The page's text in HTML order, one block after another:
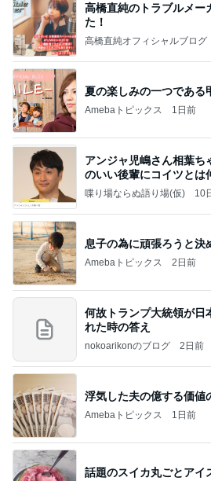
高橋直純のトラブルメー
た！
高橋直純オフィシャルブログ
夏の楽しみの一つである
Amebaトピックス 1日前
アンジャ児嶋さん相葉ち
のいい後輩にコイツとは
喋り場ならぬ語り場(仮) 10
息子の為に頑張ろうと決
Amebaトピックス 2日前
何故トランプ大統領が日
れた時の答え
nokoarikonのブログ 2日前
浮気した夫の億する価値
Amebaトピックス 1日前
話題のスイカ丸ごとア